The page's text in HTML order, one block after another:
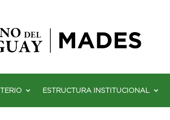
ESTRUCTURA INSTITUCIONAL